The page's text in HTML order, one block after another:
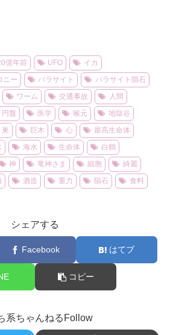
億年前 UFO
イカ
ニー バラサイト
パラサイト隕石
ワーム 交通事故
人間
円盤 医学 喉元
地獄谷
巣 巨木 心
最高生命体
海水 生命体
白鶴
神 竜神さま 細胞
綺麗
酒造 重力 隕石
食料
シェアする
Facebook はてブ
コピー
系ちゃんねるFollow